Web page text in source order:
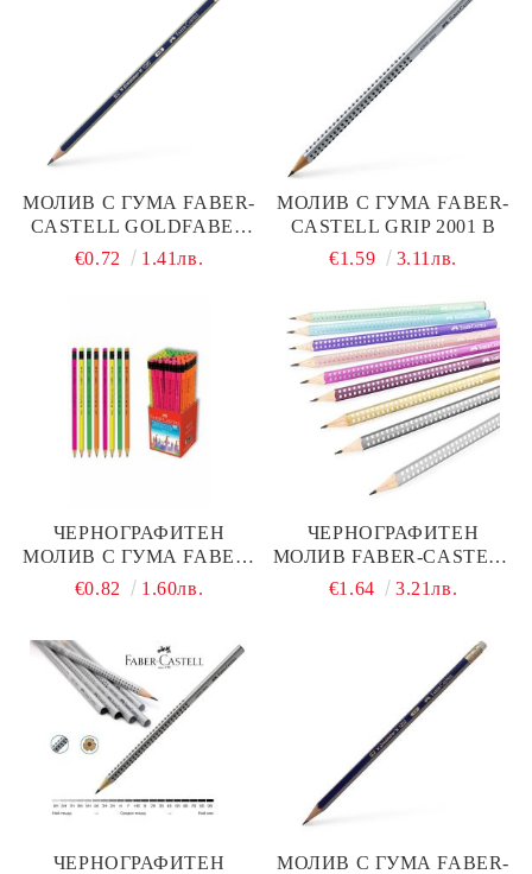
МОЛИВ С ГУМА FABER-
CASTELL GOLDFABER
HB
€0.72 1.41лв.
МОЛИВ С ГУМА FABER-
CASTELL GRIP 2001 B
€1.59
3.11лв.
ЧЕРНОГРАФИТЕН
МОЛИВ С ГУМА FABER-
CASTELL CANDY 1128
€0.82 1.60лв.
ЧЕРНОГРАФИТЕН
МОЛИВ FABER-CASTELL
SPARKLE NEON
€1.64 3.21лв.
ЧЕРНОГРАФИТЕН
МОЛИВ С ГУМА FABER-